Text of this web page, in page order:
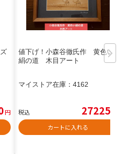
円
値下げ！小森谷徹氏作 黄色い
絹の道 木目アート
マイストア在庫： 4162
税込 27225
カートに入れる